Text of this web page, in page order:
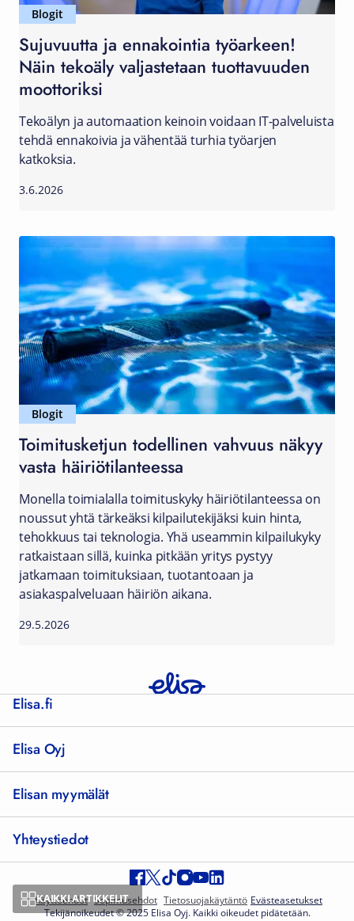
KAIKKI ARTIKKELIT
Blogit
Sujuvuutta ja ennakointia työarkeen!
Näin tekoäly valjastetaan tuottavuuden
moottoriksi
Tekoälyn ja automaation keinoin voidaan IT-palveluista
tehdä ennakoivia ja vähentää turhia työarjen
katkoksia.
3.6.2026
Blogit
Toimitusketjun todellinen vahvuus näkyy
vasta häiriötilanteessa
Monella toimialalla toimituskyky häiriötilanteessa on
noussut yhtä tärkeäksi kilpailutekijäksi kuin hinta,
tehokkuus tai teknologia. Yhä useammin kilpailukyky
ratkaistaan sillä, kuinka pitkään yritys pystyy
jatkamaan toimituksiaan, tuotantoaan ja
asiakaspalveluaan häiriön aikana.
29.5.2026
Elisa.fi
Elisa Oyj
Elisan myymälät
Yhteystiedot
Käyttöehdot Sopimusehdot Tietosuojakäytäntö Evästeasetukset
Tekijänoikeudet © 2025 Elisa Oyj. Kaikki oikeudet pidätetään.